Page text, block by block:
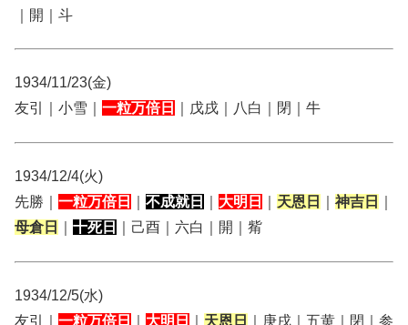
｜開｜斗
1934/11/23(金)
友引｜小雪｜ 一粒万倍日 ｜戊戌｜八白｜閉｜牛
1934/12/4(火)
先勝｜ 一粒万倍日 不成就日 大明日 天恩日 神吉日
母倉日
十死日 ｜己酉｜六白｜開｜觜
1934/12/5(水)
友引｜ 一粒万倍日 大明日 天恩日 ｜庚戌｜五黄｜閉｜参